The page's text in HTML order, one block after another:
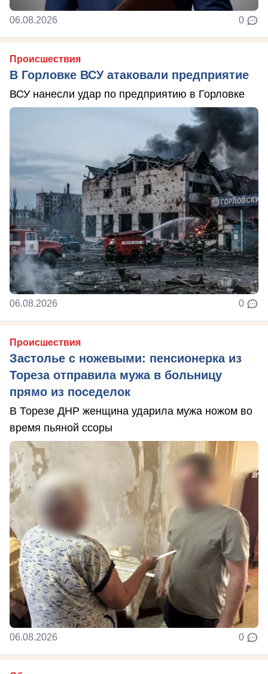
06.08.2026 0
Происшествия
В Горловке ВСУ атаковали предприятие
ВСУ нанесли удар по предприятию в Горловке
06.08.2026 0
Происшествия
Застолье с ножевыми: пенсионерка из
Тореза отправила мужа в больницу
прямо из поседелок
В Торезе ДНР женщина ударила мужа ножом во
время пьяной ссоры
06.08.2026 0